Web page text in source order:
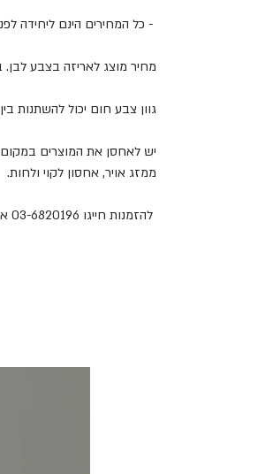
- כל המחירים הינם ליחידה
מחיר מוצג לאריזה בצבע
גוון צבע חום יכול להשתנות
ממזג אויר, אחסון לקוי ולחות.
להזמנות חייגו 03-6820196 או השאירו פניה באתר/וואטסאפ.